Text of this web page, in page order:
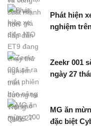
Phát hiện
nghiệm
Zeekr 001
ngày 27
MG ăn
đặc biệt